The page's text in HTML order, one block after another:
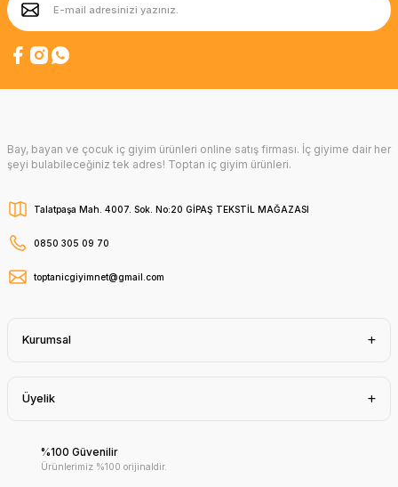
Bay, bayan ve çocuk iç giyim ürünleri online satış firması. İç giyime dair her
şeyi bulabileceğiniz tek adres! Toptan iç giyim ürünleri.
Talatpaşa Mah. 4007. Sok. No:20 GİPAŞ TEKSTİL MAĞAZASI
0850 305 09 70
toptanicgiyimnet@gmail.com
Kurumsal
Üyelik
%100 Güvenilir
Ürünlerimiz %100 orijinaldir.